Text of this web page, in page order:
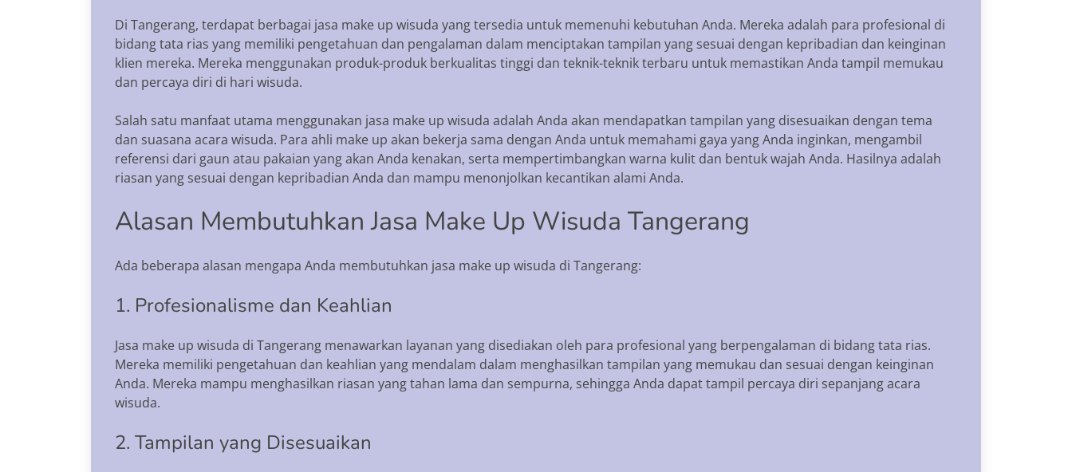
Di Tangerang, terdapat berbagai jasa make up wisuda yang tersedia untuk memenuhi kebutuhan Anda. Mereka adalah para profesional di
bidang tata rias yang memiliki pengetahuan dan pengalaman dalam menciptakan tampilan yang sesuai dengan kepribadian dan keinginan
klien mereka. Mereka menggunakan produk-produk berkualitas tinggi dan teknik-teknik terbaru untuk memastikan Anda tampil memukau
dan percaya diri di hari wisuda.
Salah satu manfaat utama menggunakan jasa make up wisuda adalah Anda akan mendapatkan tampilan yang disesuaikan dengan tema
dan suasana acara wisuda. Para ahli make up akan bekerja sama dengan Anda untuk memahami gaya yang Anda inginkan, mengambil
referensi dari gaun atau pakaian yang akan Anda kenakan, serta mempertimbangkan warna kulit dan bentuk wajah Anda. Hasilnya adalah
riasan yang sesuai dengan kepribadian Anda dan mampu menonjolkan kecantikan alami Anda.
Alasan Membutuhkan Jasa Make Up Wisuda Tangerang
Ada beberapa alasan mengapa Anda membutuhkan jasa make up wisuda di Tangerang:
1. Profesionalisme dan Keahlian
Jasa make up wisuda di Tangerang menawarkan layanan yang disediakan oleh para profesional yang berpengalaman di bidang tata rias.
Mereka memiliki pengetahuan dan keahlian yang mendalam dalam menghasilkan tampilan yang memukau dan sesuai dengan keinginan
Anda. Mereka mampu menghasilkan riasan yang tahan lama dan sempurna, sehingga Anda dapat tampil percaya diri sepanjang acara
wisuda.
2. Tampilan yang Disesuaikan